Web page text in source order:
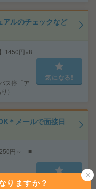
アルのチェックなど
1450円×8
ス停「ア
）
気になる!
＊メールで面接日
円～ ■
鉄東山
気になる!
りますか？